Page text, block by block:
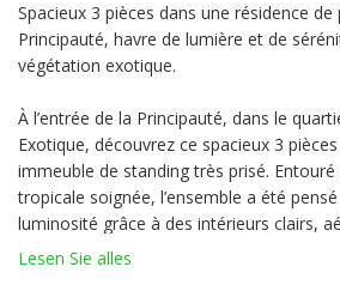
Spacieux 3 pièces dans une résidence de
Principauté, havre de lumière et de
végétation exotique.
À l’entrée de la Principauté, dans le
Exotique, découvrez ce spacieux 3
immeuble de standing très prisé. Entouré
tropicale soignée, l’ensemble a été
luminosité grâce à des intérieurs clairs,
l’extérieur.
Lesen Sie alles